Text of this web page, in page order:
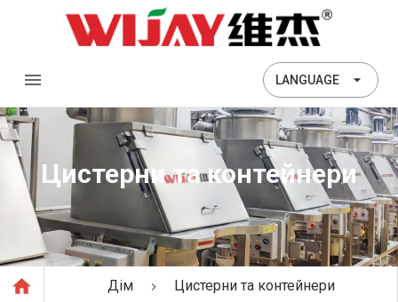
LANGUAGE
Цистерни та контейнери
Дім Цистерни та контейнери